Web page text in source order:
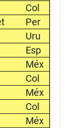
Col
Per
Uru
Esp
Méx
Col
Méx
Col
Méx